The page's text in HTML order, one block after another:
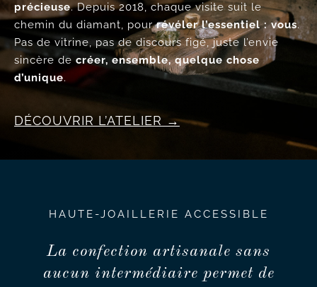
précieuse. Depuis 2018, chaque visite suit le
chemin du diamant, pourrévéler l’essentiel : vous.
Pas de vitrine, pas de discours figé, juste l’envie
sincère de créer, ensemble, quelque chose
d’unique.
DÉCOUVRIR L’ATELIER
HAUTE-JOAILLERIE ACCESSIBLE
La confection artisanale sans
aucun intermédiaire permet de